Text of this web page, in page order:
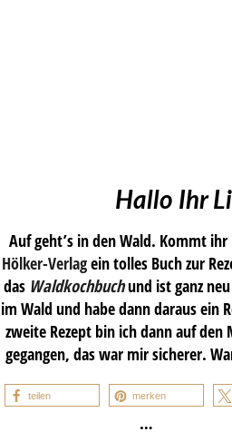
Hallo Ihr
Auf geht’s in den Wald. Kommt
Hölker-Verlagein tolles Buch zur
das Waldkochbuchund ist ganz
im Wald und habe dann daraus ein
zweite Rezept bin ich dann auf
gegangen, das war mir sicherer.
teilen merken
…